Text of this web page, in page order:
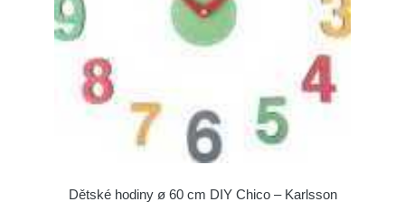
Dětské hodiny ø 60 cm DIY Chico – Karlsson